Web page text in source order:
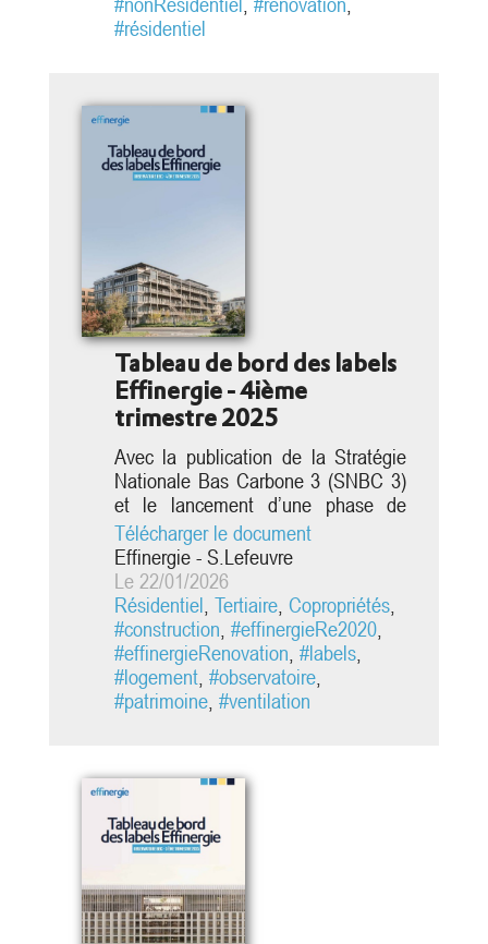
souhaitent mieux comprendre...
#résidentiel
Tableau de bord des labels
Effinergie - 4ième
trimestre 2025
Avec la publication de la Stratégie
Nationale Bas Carbone 3 (SNBC 3)
et le lancement d’une phase de
consultation, la France propose une
nouvelle feuille de route et fixe le
cap vers 2050. Elle ambitionne de
réduire ses émissions de GES de
5% par an jusqu’en 2030 et
d’atteindre la neutralité carbone pour
2050. Dans le secteur du bâtiment,
la SNBC 3 confirme la
décarbonation du secteur...
Télécharger le document
Effinergie - S.Lefeuvre
Le 22/01/2026
Résidentiel, Tertiaire, Copropriétés,
#construction, #effinergieRe2020,
#effinergieRenovation, #labels,
#logement, #observatoire,
#patrimoine, #ventilation